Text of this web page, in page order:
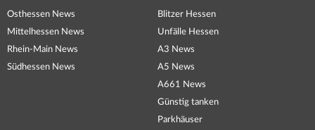
Osthessen News
Mittelhessen News
Rhein-Main News
Südhessen News
Blitzer Hessen
Unfälle Hessen
A3 News
A5 News
A661 News
Günstig tanken
Parkhäuser